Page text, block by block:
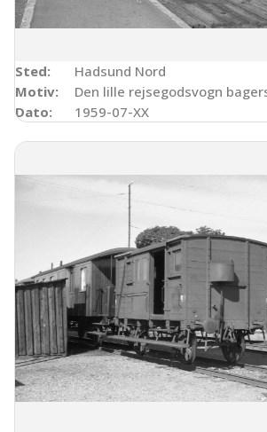
Sted:
Hadsund Nord
Motiv:
Den lille rejsegodsvogn
Dato:
1959-07-XX